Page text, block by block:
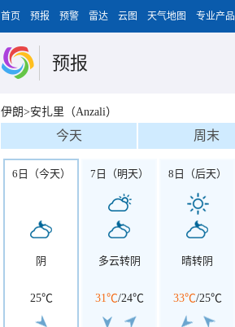
首页 预报 预警 雷达 云图 天气地图 专业产品
预报
伊朗>安扎里（Anzali）
今天 周末
6日（今天）
阴
25℃
7日（明天）
多云转阴
31℃/24℃
8日（后天）
晴转阴
33℃/25℃